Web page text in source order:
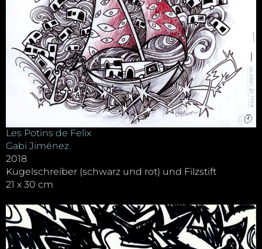
Les Potins de Felix
Gabi Jiménez
2018
Kugelschreiber (schwarz und rot) und Filzstift
21 x 30 cm